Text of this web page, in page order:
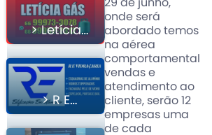
> Letícia
Gás E
Água
> R E
VIDRAÇARIA
29 de junho,
onde será
abordado temos
na aérea
comportamental
vendas e
atendimento ao
cliente, serão 12
empresas uma
de cada